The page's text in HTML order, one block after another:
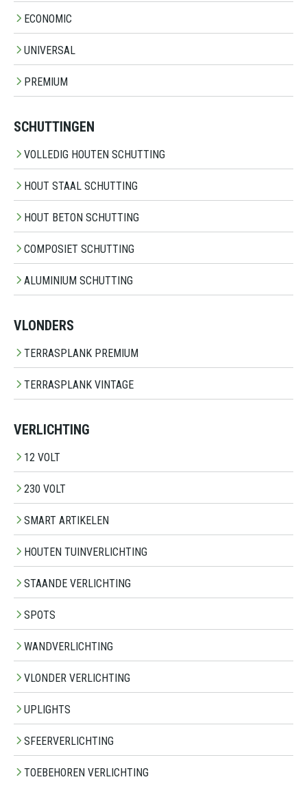
ECONOMIC
UNIVERSAL
PREMIUM
SCHUTTINGEN
VOLLEDIG HOUTEN SCHUTTING
HOUT STAAL SCHUTTING
HOUT BETON SCHUTTING
COMPOSIET SCHUTTING
ALUMINIUM SCHUTTING
VLONDERS
TERRASPLANK PREMIUM
TERRASPLANK VINTAGE
VERLICHTING
12 VOLT
230 VOLT
SMART ARTIKELEN
HOUTEN TUINVERLICHTING
STAANDE VERLICHTING
SPOTS
WANDVERLICHTING
VLONDER VERLICHTING
UPLIGHTS
SFEERVERLICHTING
TOEBEHOREN VERLICHTING